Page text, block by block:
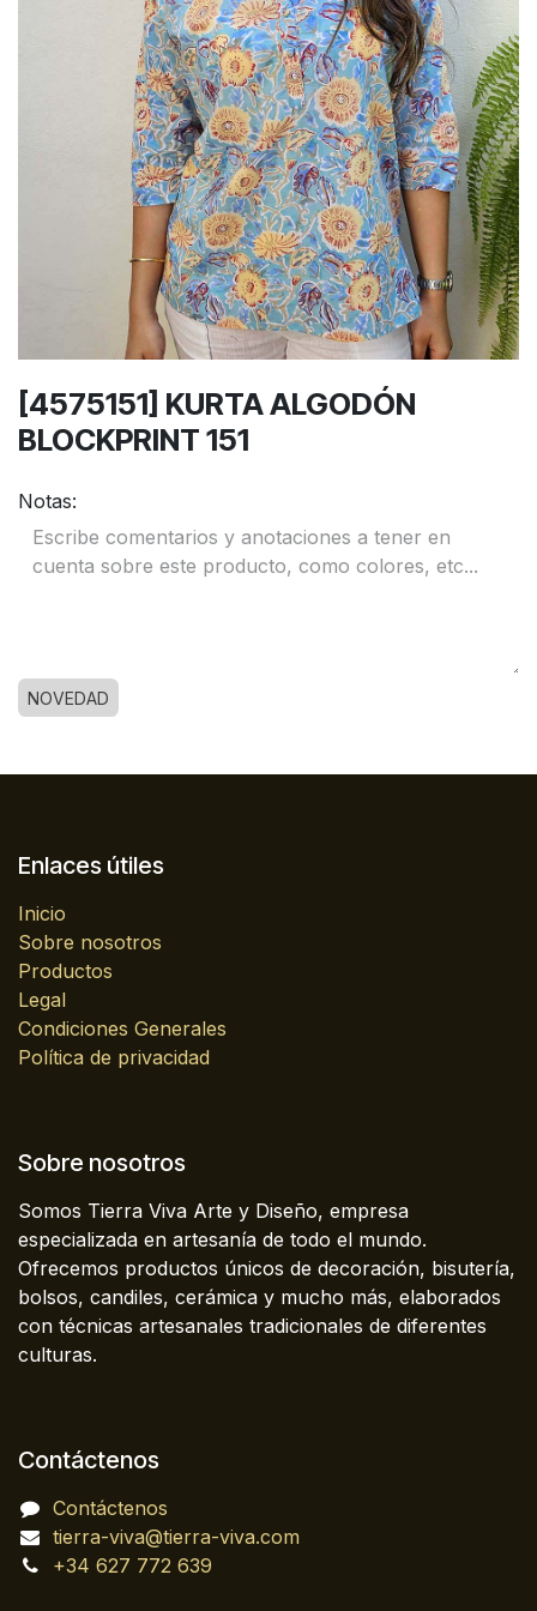
[4575151] KURTA ALGODÓN
BLOCKPRINT 151
Notas:
NOVEDAD
Enlaces útiles
Inicio
Sobre nosotros
Productos
Legal
Condiciones Generales
Política de privacidad
Sobre nosotros
Somos Tierra Viva Arte y Diseño, empresa
especializada en artesanía de todo el mundo.
Ofrecemos productos únicos de decoración, bisutería,
bolsos, candiles, cerámica y mucho más, elaborados
con técnicas artesanales tradicionales de diferentes
culturas.
Contáctenos
Contáctenos
tierra-viva@tierra-viva.com
+34 627 772 639